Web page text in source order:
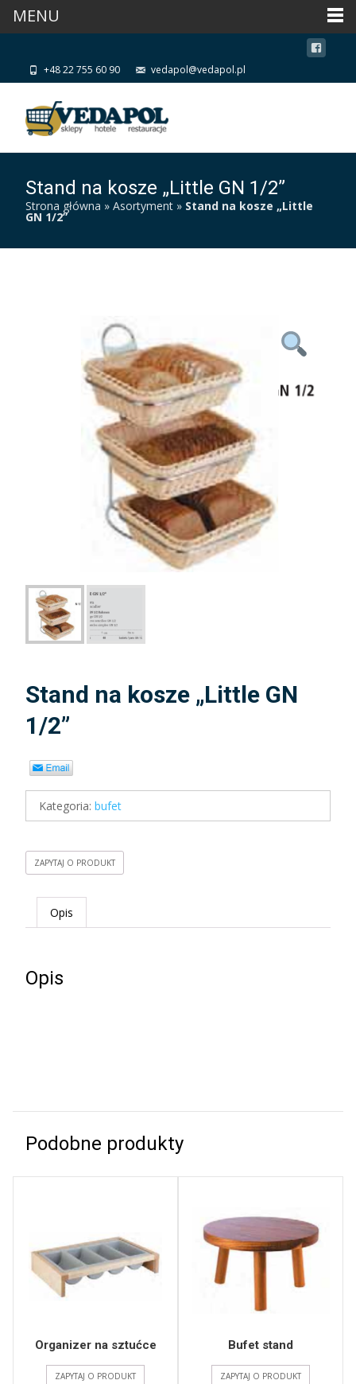
+48 22 755 60 90 vedapol@vedapol.pl
Stand na kosze „Little GN 1/2”
Strona główna » Asortyment » Stand na kosze „Little
GN 1/2”
Stand na kosze „Little GN
1/2”
Kategoria: bufet
ZAPYTAJ O PRODUKT
Opis
Opis
Podobne produkty
Organizer na sztućce
ZAPYTAJ O PRODUKT
Bufet stand
ZAPYTAJ O PRODUKT
MENU